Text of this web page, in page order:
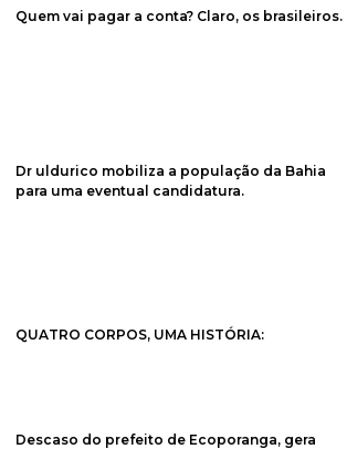
Quem vai pagar a conta? Claro, os brasileiros.
Dr uldurico mobiliza a população da Bahia
para uma eventual candidatura.
QUATRO CORPOS, UMA HISTÓRIA:
Descaso do prefeito de Ecoporanga, gera